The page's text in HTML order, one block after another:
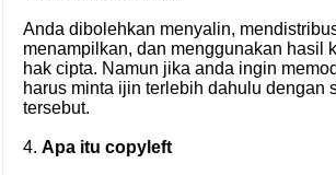
Anda dibolehkan menyalin,
menampilkan, dan menggunakan hasil
hak cipta. Namun jika anda ingin
harus minta ijin terlebih dahulu dengan
tersebut.
4. Apa itu copyleft